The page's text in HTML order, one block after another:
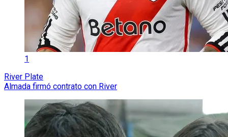
1
River Plate
Almada firmó contrato con River